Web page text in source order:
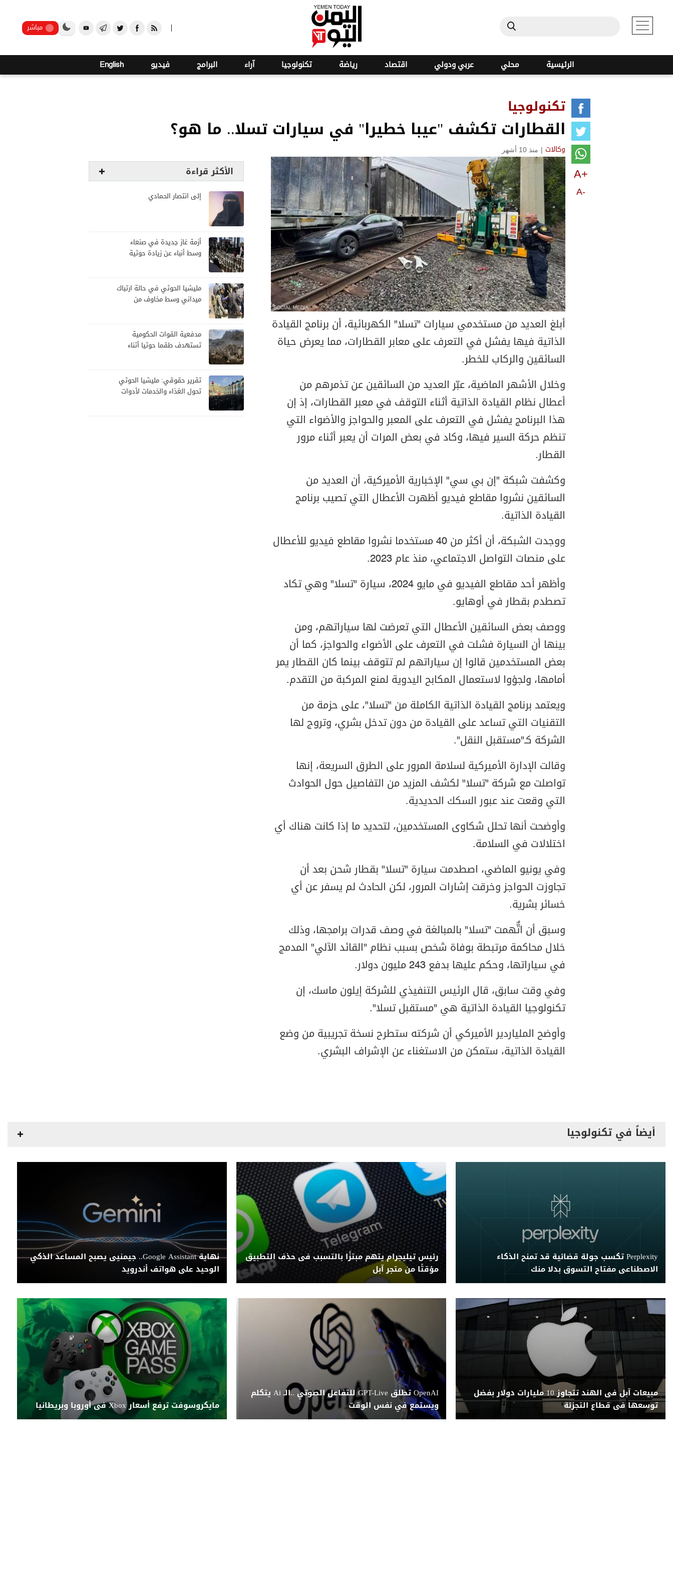
مباشر
الرئيسية محلي عربي ودولي اقتصاد رياضة تكنولوجيا آراء البرامج فيديو English
تكنولوجيا
القطارات تكشف "عيبا خطيرا" في سيارات تسلا.. ما هو؟
وكالات | منذ 10 أشهر
A+
A-
أبلغ العديد من مستخدمي سيارات "تسلا" الكهربائية، أن برنامج القيادة
الذاتية فيها يفشل في التعرف على معابر القطارات، مما يعرض حياة
السائقين والركاب للخطر.
وخلال الأشهر الماضية، عبّر العديد من السائقين عن تذمرهم من
أعطال نظام القيادة الذاتية أثناء التوقف في معبر القطارات، إذ إن
هذا البرنامج يفشل في التعرف على المعبر والحواجز والأضواء التي
تنظم حركة السير فيها، وكاد في بعض المرات أن يعبر أثناء مرور
القطار.
وكشفت شبكة "إن بي سي" الإخبارية الأميركية، أن العديد من
السائقين نشروا مقاطع فيديو أظهرت الأعطال التي تصيب برنامج
القيادة الذاتية.
ووجدت الشبكة، أن أكثر من 40 مستخدما نشروا مقاطع فيديو للأعطال
على منصات التواصل الاجتماعي، منذ عام 2023.
وأظهر أحد مقاطع الفيديو في مايو 2024، سيارة "تسلا" وهي تكاد
تصطدم بقطار في أوهايو.
ووصف بعض السائقين الأعطال التي تعرضت لها سياراتهم، ومن
بينها أن السيارة فشلت في التعرف على الأضواء والحواجز، كما أن
بعض المستخدمين قالوا إن سياراتهم لم تتوقف بينما كان القطار يمر
أمامها، ولجؤوا لاستعمال المكابح اليدوية لمنع المركبة من التقدم.
ويعتمد برنامج القيادة الذاتية الكاملة من "تسلا"، على حزمة من
التقنيات التي تساعد على القيادة من دون تدخل بشري، وتروج لها
الشركة كـ"مستقبل النقل".
وقالت الإدارة الأميركية لسلامة المرور على الطرق السريعة، إنها
تواصلت مع شركة "تسلا" لكشف المزيد من التفاصيل حول الحوادث
التي وقعت عند عبور السكك الحديدية.
وأوضحت أنها تحلل شكاوى المستخدمين، لتحديد ما إذا كانت هناك أي
اختلالات في السلامة.
وفي يونيو الماضي، اصطدمت سيارة "تسلا" بقطار شحن بعد أن
تجاوزت الحواجز وخرقت إشارات المرور، لكن الحادث لم يسفر عن أي
خسائر بشرية.
وسبق أن اتٌّهمت "تسلا" بالمبالغة في وصف قدرات برامجها، وذلك
خلال محاكمة مرتبطة بوفاة شخص بسبب نظام "القائد الآلي" المدمج
في سياراتها، وحكم عليها بدفع 243 مليون دولار.
وفي وقت سابق، قال الرئيس التنفيذي للشركة إيلون ماسك، إن
تكنولوجيا القيادة الذاتية هي "مستقبل تسلا".
وأوضح الملياردير الأميركي أن شركته ستطرح نسخة تجريبية من وضع
القيادة الذاتية، ستمكن من الاستغناء عن الإشراف البشري.
الأكثر قراءة
إلى انتصار الحمادي
أزمة غاز جديدة في صنعاء
وسط أنباء عن زيادة حوثية
مليشيا الحوثي في حالة ارتباك
ميداني وسط مخاوف من
مدفعية القوات الحكومية
تستهدف طقما حوثيا أثناء
تقرير حقوقي: مليشيا الحوثي
تحول الغذاء والخدمات لأدوات
أيضاً في تكنولوجيا
Perplexity تكسب جولة قضائية قد تمنح الذكاء
الاصطناعى مفتاح التسوق بدلا منك
رئيس تيليجرام يتهم مبتزًا بالتسبب فى حذف التطبيق
مؤقتًا من متجر آبل
نهاية Google Assistant.. جيمنيى يصبح المساعد الذكي
الوحيد على هواتف أندرويد
مبيعات آبل فى الهند تتجاوز 10 مليارات دولار بفضل
توسعها فى قطاع التجزئة
OpenAI تطلق GPT-Live للتفاعل الصوتي ..الـ Ai يتكلم
ويستمع في نفس الوقت
مايكروسوفت ترفع أسعار Xbox فى أوروبا وبريطانيا